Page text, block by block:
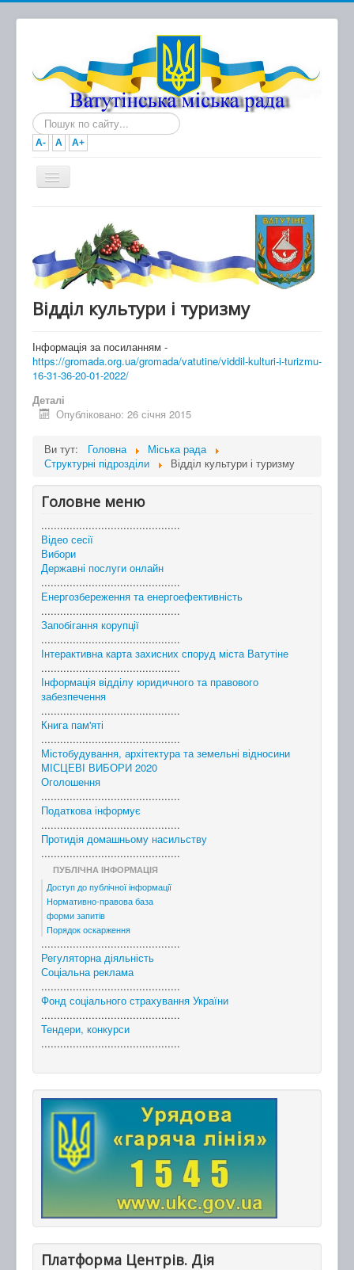
Пошук...
A- A A+
Новини
Документи
Виконавчий комітет
Про місто та громаду
Відділ культури і туризму
Інформація за посиланням -
https://gromada.org.ua/gromada/vatutine/viddil-kulturi-i-turizmu-
16-31-36-20-01-2022/
Деталі
Опубліковано: 26 січня 2015
Ви тут: Головна
Міська рада
Структурні підрозділи
Відділ культури і туризму
Головне меню
............................................
Відео сесії
Вибори
Державні послуги онлайн
............................................
Енергозбереження та енергоефективність
............................................
Запобігання корупції
............................................
Інтерактивна карта захисних споруд міста Ватутіне
............................................
Інформація відділу юридичного та правового
забезпечення
............................................
Книга пам'яті
............................................
Містобудування, архітектура та земельні відносини
МІСЦЕВІ ВИБОРИ 2020
Оголошення
............................................
Податкова інформує
............................................
Протидія домашньому насильству
............................................
ПУБЛІЧНА ІНФОРМАЦІЯ
Доступ до публічної інформації
Нормативно-правова база
форми запитів
Порядок оскарження
............................................
Регуляторна діяльність
Соціальна реклама
............................................
Фонд соціального страхування України
............................................
Тендери, конкурси
............................................
Платформа Центрів. Дія